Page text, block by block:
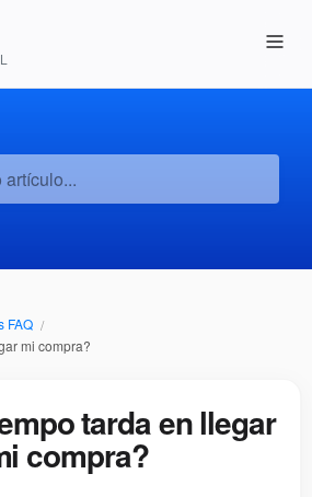
artículo...
FAQ
mi compra?
tarda en llegar
compra?